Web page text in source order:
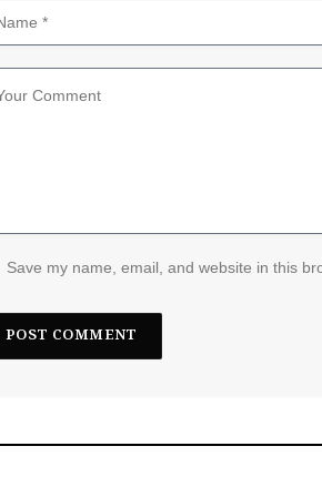
Save my name, email, and website in this